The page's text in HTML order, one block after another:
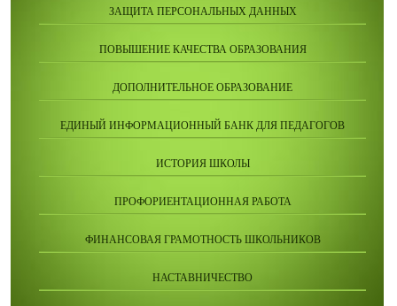
ЗАЩИТА ПЕРСОНАЛЬНЫХ ДАННЫХ
ПОВЫШЕНИЕ КАЧЕСТВА ОБРАЗОВАНИЯ
ДОПОЛНИТЕЛЬНОЕ ОБРАЗОВАНИЕ
ЕДИНЫЙ ИНФОРМАЦИОННЫЙ БАНК ДЛЯ ПЕДАГОГОВ
ИСТОРИЯ ШКОЛЫ
ПРОФОРИЕНТАЦИОННАЯ РАБОТА
ФИНАНСОВАЯ ГРАМОТНОСТЬ ШКОЛЬНИКОВ
НАСТАВНИЧЕСТВО